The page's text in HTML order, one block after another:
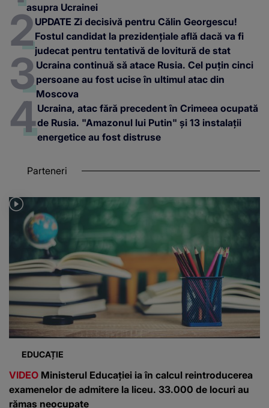
asupra Ucrainei
UPDATE Zi decisivă pentru Călin Georgescu!
Fostul candidat la prezidențiale află dacă va fi
judecat pentru tentativă de lovitură de stat
Ucraina continuă să atace Rusia. Cel puțin cinci
persoane au fost ucise în ultimul atac din
Moscova
Ucraina, atac fără precedent în Crimeea ocupată
de Rusia. "Amazonul lui Putin" și 13 instalații
energetice au fost distruse
Parteneri
EDUCAȚIE
VIDEO Ministerul Educației ia în calcul reintroducerea
examenelor de admitere la liceu. 33.000 de locuri au
rămas neocupate